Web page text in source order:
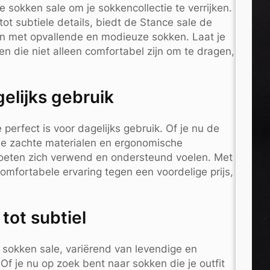
sale om je sokkencollectie te verrijken.
subtiele details, biedt de Stance sale de
met opvallende en modieuze sokken. Laat je
die niet alleen comfortabel zijn om te dragen,
gebruik
is voor dagelijks gebruik. Of je nu de
zachte materialen en ergonomische
zich verwend en ondersteund voelen. Met
ervaring tegen een voordelige prijs,
tot subtiel
sale, variërend van levendige en
je nu op zoek bent naar sokken die je outfit